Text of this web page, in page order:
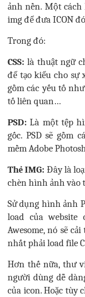
ảnh nền. Một
img để đưa ICON
Trong đó:
CSS: là thuật ngữ
để tạo kiểu cho sự
gồm các yếu tố
tố liên quan…
PSD: Là một tệp
gốc. PSD sẽ gồm
mềm Adobe
Thẻ IMG: Đây là
chèn hình ảnh vào
Sử dụng hình ảnh
load của
Awesome, nó sẽ
nhất phải load file
Hơn thế nữa, thư
người dùng dễ
của icon. Hoặc tùy